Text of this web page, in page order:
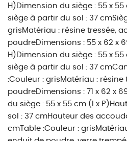
H)Dimension du siège : 55 x
siège à partir du sol : 37
grisMatériau : résine tressée,
poudreDimensions : 55 x 62 x
H)Dimension du siège : 55 x
siège à partir du sol : 37
:Couleur : grisMatériau : résine
poudreDimensions : 71 x 62 x
du siège : 55 x 55 cm (l x
sol : 37 cmHauteur des
cmTable :Couleur :